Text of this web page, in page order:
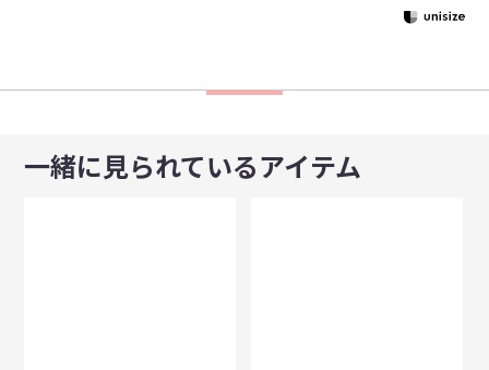
一緒に見られているアイテム